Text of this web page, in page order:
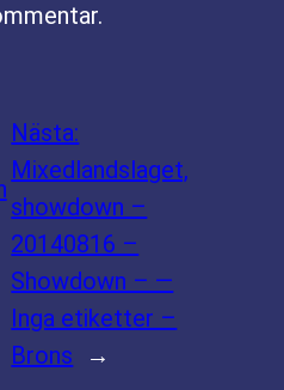
Nästa:
Mixedlandslaget,
showdown –
20140816 –
Showdown – —
Inga etiketter –
Brons
→